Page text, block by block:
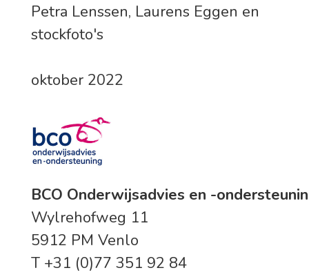
Petra Lenssen, Laurens Eggen en
stockfoto's
oktober 2022
BCO Onderwijsadvies en -
Wylrehofweg 11
5912 PM Venlo
T +31 (0)77 351 92 84